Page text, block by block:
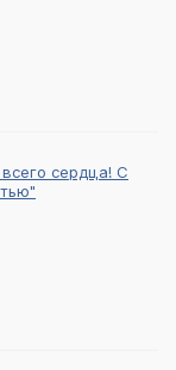
сердца! С